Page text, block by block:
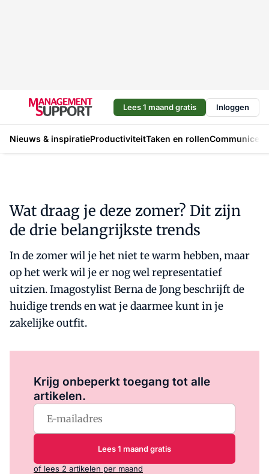
Lees 1 maand gratis Inloggen
Nieuws & inspiratieProductiviteitTaken en rollen
Wat draag je deze zomer? Dit zijn
de drie belangrijkste trends
In de zomer wil je het niet te warm hebben, maar
op het werk wil je er nog wel representatief
uitzien. Imagostylist Berna de Jong beschrijft de
huidige trends en wat je daarmee kunt in je
zakelijke outfit.
Krijg onbeperkt toegang tot alle
artikelen.
Lees 1 maand gratis
of lees 2 artikelen per maand